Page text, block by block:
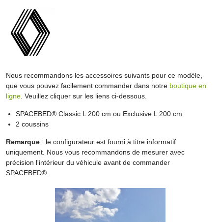
Nous recommandons les accessoires suivants pour ce modèle,
que vous pouvez facilement commander dans notre boutique en
ligne . Veuillez cliquer sur les liens ci-dessous.
SPACEBED® Classic L 200 cm ou Exclusive L 200 cm
2 coussins
Remarque : le configurateur est fourni à titre informatif
uniquement. Nous vous recommandons de mesurer avec
précision l'intérieur du véhicule avant de commander
SPACEBED®.